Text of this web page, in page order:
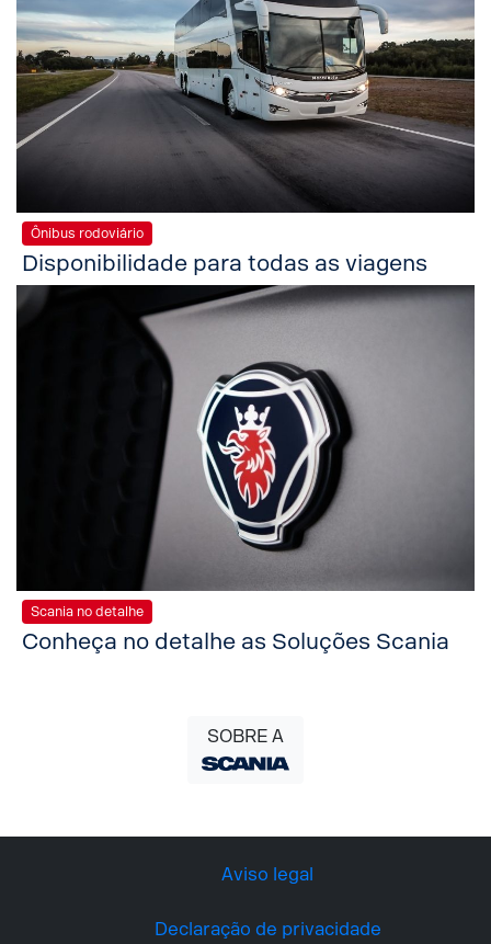
Ônibus rodoviário
Disponibilidade para todas as viagens
Scania no detalhe
Conheça no detalhe as Soluções Scania
SOBRE A
Aviso legal
Declaração de privacidade